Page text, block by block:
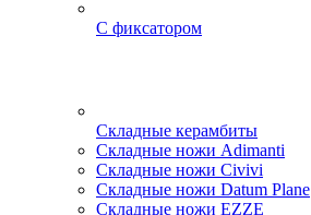
С фиксатором
Складные керамбиты
Складные ножи Adimanti
Складные ножи Civivi
Складные ножи Datum Plane
Складные ножи EZZE